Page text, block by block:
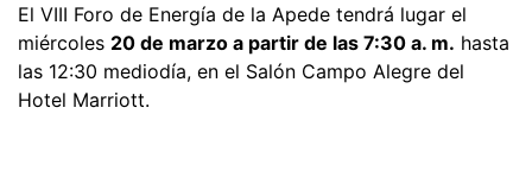
El VIII Foro de Energía de la Apede tendrá lugar el
miércoles 20 de marzo a partir de las 7:30 a. m. hasta
las 12:30 mediodía, en el Salón Campo Alegre del
Hotel Marriott.